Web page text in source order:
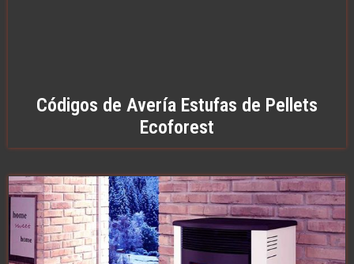
Códigos de Avería Estufas de Pellets
Ecoforest